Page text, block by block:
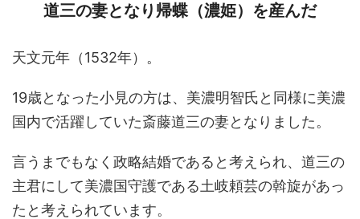
道三の妻となり帰蝶（濃姫）を産んだ
天文元年（1532年）。
19歳となった小見の方は、美濃明智氏と同様に美濃
国内で活躍していた斎藤道三の妻となりました。
言うまでもなく政略結婚であると考えられ、道三の
主君にして美濃国守護である土岐頼芸の斡旋があっ
たと考えられています。